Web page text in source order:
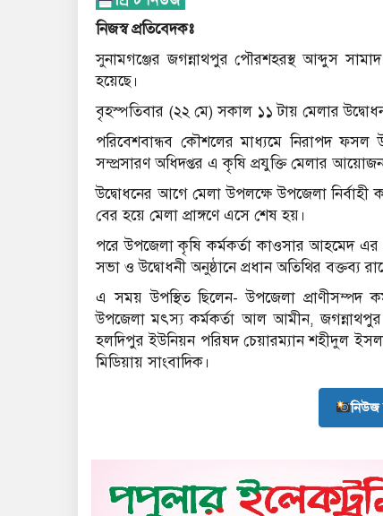
নিজস্ব প্রতিবেদকঃ
সুনামগঞ্জের জগন্নাথপুর পৌরশহরস্থ আব্দুস
হয়েছে।
বৃহস্পতিবার (২২ মে) সকাল ১১ টায় মেলার
পরিবেশবান্ধব কৌশলের মাধ্যমে নিরাপদ ফসল
সম্প্রসারণ অধিদপ্তর এ কৃষি প্রযুক্তি মেলার
উদ্বোধনের আগে মেলা উপলক্ষে উপজেলা নির্বাহী
বের হয়ে মেলা প্রাঙ্গণে এসে শেষ হয়।
পরে উপজেলা কৃষি কর্মকর্তা কাওসার আহমেদ এর
সভা ও উদ্বোধনী অনুষ্ঠানে প্রধান অতিথির বক্তব্য
এ সময় উপস্থিত ছিলেন- উপজেলা প্রাণীসম্পদ
উপজেলা মৎস্য কর্মকর্তা আল আমীন, জগন্নাথপুর
হলদিপুর ইউনিয়ন পরিষদ চেয়ারম্যান শহীদুল
মিডিয়ায় সাংবাদিক।